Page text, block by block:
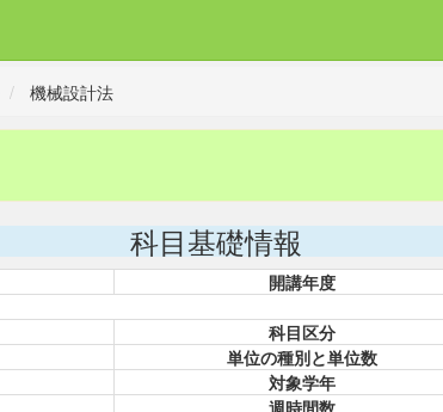
機械設計法
科目基礎情報
開講年度
科目区分
単位の種別と単位数
対象学年
週時間数